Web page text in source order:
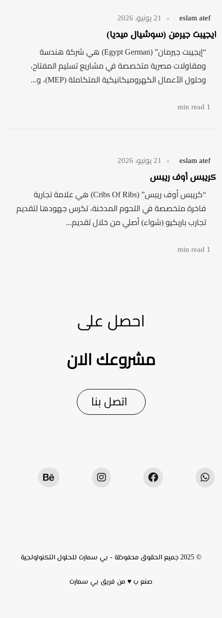
eslam atef 21 يونيو، 2026
ايجيبت جيرمن (سوشيال ميديا)
“إيجيبت جيرمان” (Egypt German) هي شركة هندسة
ومقاولات مصرية متخصصة في مشاريع تسليم المفتاح،
وحلول الأعمال الكهروميكانيكية المتكاملة (MEP)، و...
1 min read
eslam atef 21 يونيو، 2026
كريبس أوف ريبس
“كريبس أوف ريبس” (Cribs Of Ribs) هي علامة تجارية
فاخرة متخصصة في اللحوم المدخنة، تكرس جهودها لتقديم
تجارب باربكيو (شواء) أصلي من خلال تقديم...
1 min read
احصل على
مشروعك الان
اتصل بنا
© 2025 جميع الحقوق محفوظة - بي سمارت للحلول التكنولولجية
صنع ب ♥ من فريق بي سمارت